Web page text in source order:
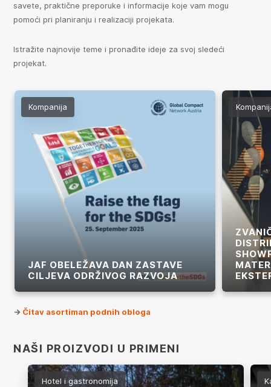
savete, praktične preporuke i informacije koje vam mogu
pomoći pri planiranju i realizaciji projekata.
Istražite najnovije teme i pronađite ideje za svoj sledeći
projekat.
Kompanija
JAF OBELEŽAVA DAN ZASTAVE
CILJEVA ODRŽIVOG RAZVOJA
Više
Više
-> Čitav asortiman podnih obloga
NAŠI PROIZVODI U PRIMENI
Hotel i gastronomija